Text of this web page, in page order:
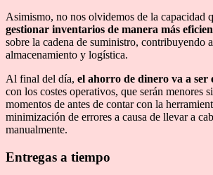
Asimismo, no nos olvidemos de la capacidad
gestionar inventarios de manera más
sobre la cadena de suministro, contribuyendo
almacenamiento y logística.
Al final del día, el ahorro de dinero va a ser
con los costes operativos, que serán menores
momentos de antes de contar con la
minimización de errores a causa de llevar a
manualmente.
Entregas a tiempo